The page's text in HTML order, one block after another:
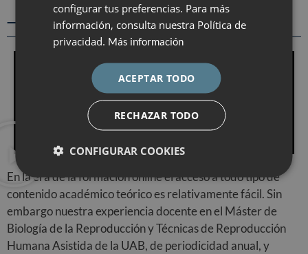
Presentación
En la era de la formación online el acceso a todo tipo de
contenido académico teórico es relativamente fácil. Sin
embargo nuestra experiencia docente en el Máster de
Biología de la Reproducción y Técnicas de Reproducción
Humana Asistida de la UAB, de periodicidad anual, y
configurar tus preferencias. Para más
información, consulta nuestra Política de
privacidad. Más información
ACEPTAR TODO
RECHAZAR TODO
CONFIGURAR COOKIES